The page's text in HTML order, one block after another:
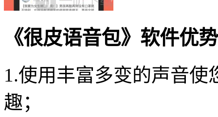
《很皮语音包》软件优
1.使用丰富多变的声音使
趣；